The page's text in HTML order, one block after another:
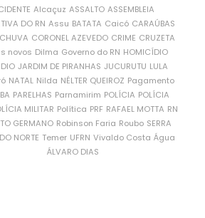
Alcaçuz ASSALTO ASSEMBLEIA
DO RN Assu BATATA Caicó CARAÚBAS
CORONEL AZEVEDO CRIME CRUZETA
novos Dilma Governo do RN HOMICÍDIO
JARDIM DE PIRANHAS JUCURUTU LULA
NATAL Nilda NÉLTER QUEIROZ Pagamento
PARELHAS Parnamirim POLÍCIA POLÍCIA
MILITAR Política PRF RAFAEL MOTTA RN
GERMANO Robinson Faria Roubo SERRA
NORTE Temer UFRN Vivaldo Costa Água
ÁLVARO DIAS